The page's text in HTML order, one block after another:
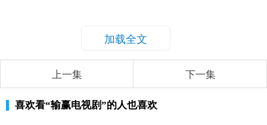
加载全文
上一集 下一集
喜欢看“输赢电视剧”的人也喜欢